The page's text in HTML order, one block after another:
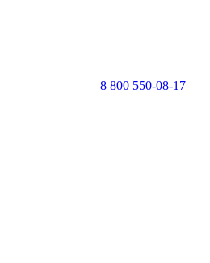
8 800 550-08-17